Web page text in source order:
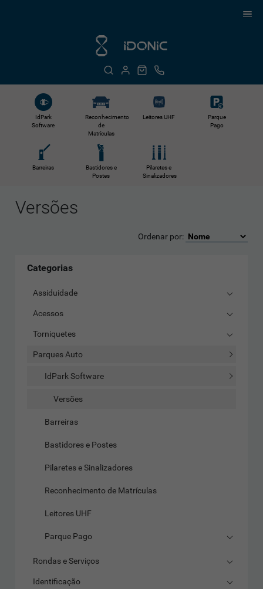
IdPark
Software
Reconhecimento
de
Matrículas
Leitores UHF
Parque
Pago
Barreiras
Bastidores e
Postes
Pilaretes e
Sinalizadores
Versões
Ordenar por:
Categorias
Assiduidade
Acessos
Torniquetes
Parques Auto
IdPark Software
Versões
Barreiras
Bastidores e Postes
Pilaretes e Sinalizadores
Reconhecimento de Matrículas
Leitores UHF
Parque Pago
Rondas e Serviços
Identificação